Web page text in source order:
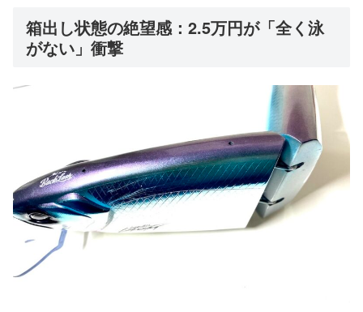
箱出し状態の絶望感：2.5万円が「全く泳
がない」衝撃